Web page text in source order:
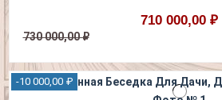
710 000,00 ₽
730 000,00 ₽
-10 000,00 ₽